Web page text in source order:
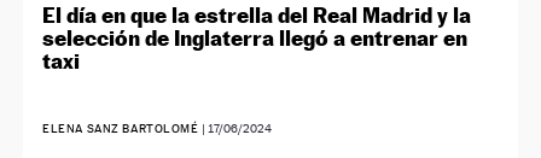
El día en que la estrella del Real Madrid y la
selección de Inglaterra llegó a entrenar en
taxi
ELENA SANZ BARTOLOMÉ | 17/06/2024